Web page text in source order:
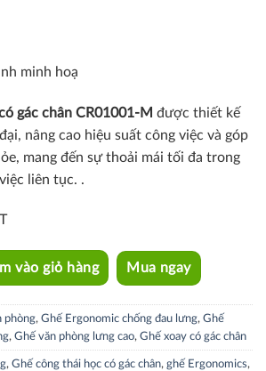
minh hoạ
gác chân CR01001-M được thiết kế
nâng cao hiệu suất công việc và góp
mang đến sự thoải mái tối đa trong
liên tục. .
vào giỏ hàng Mua ngay
phòng, Ghế Ergonomic chống đau lưng, Ghế
, Ghế văn phòng lưng cao, Ghế xoay có gác chân
, Ghế công thái học có gác chân, ghế Ergonomics,